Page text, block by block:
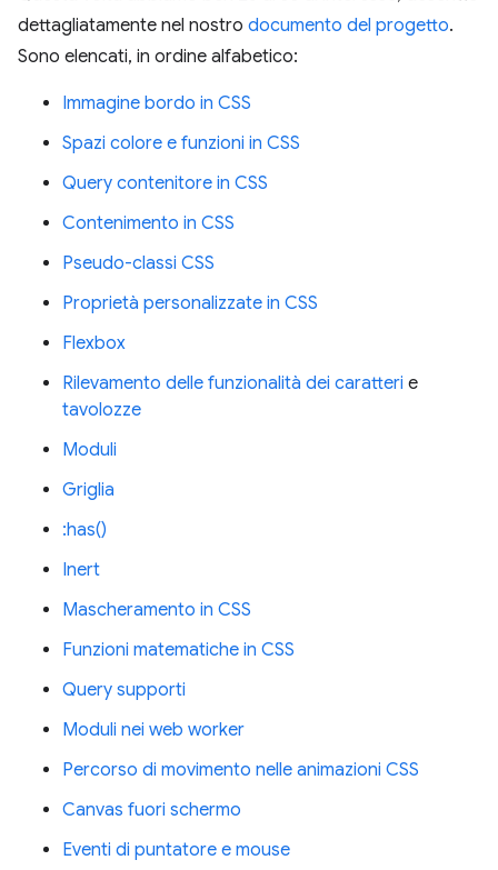
dettagliatamente nel nostro documento del progetto.
Sono elencati, in ordine alfabetico:
Immagine bordo in CSS
Spazi colore e funzioni in CSS
Query contenitore in CSS
Contenimento in CSS
Pseudo-classi CSS
Proprietà personalizzate in CSS
Flexbox
Rilevamento delle funzionalità dei caratteri e
tavolozze
Moduli
Griglia
:has()
Inert
Mascheramento in CSS
Funzioni matematiche in CSS
Query supporti
Moduli nei web worker
Percorso di movimento nelle animazioni CSS
Canvas fuori schermo
Eventi di puntatore e mouse